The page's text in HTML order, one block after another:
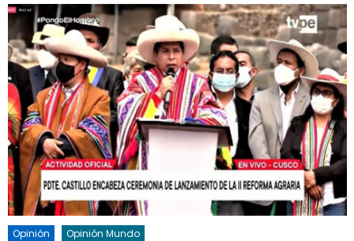
Opinión Opinión Mundo